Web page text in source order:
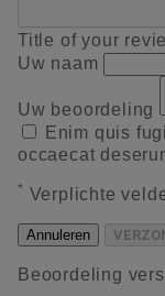
Title of your
Uw naam
Uw beoordeling
Enim quis
occaecat
* Verplichte
Annuleren
Beoordeling